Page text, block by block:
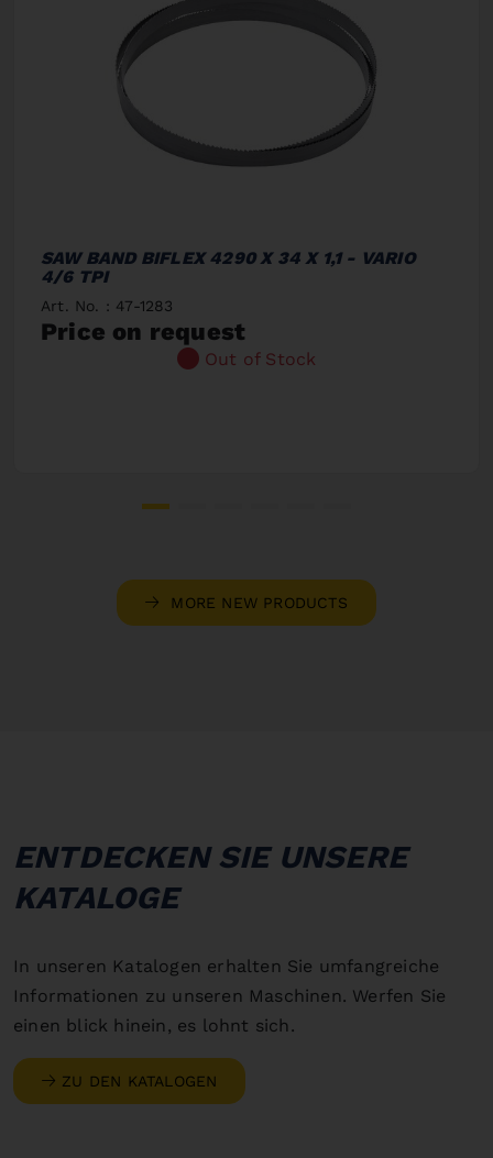
SAW BAND BIFLEX 4290 X 34 X 1,1 - VARIO
4/6 TPI
Art. No. : 47-1283
Price on request
Out of Stock
MORE NEW PRODUCTS
ENTDECKEN SIE UNSERE
KATALOGE
In unseren Katalogen erhalten Sie umfangreiche
Informationen zu unseren Maschinen. Werfen Sie
einen blick hinein, es lohnt sich.
ZU DEN KATALOGEN